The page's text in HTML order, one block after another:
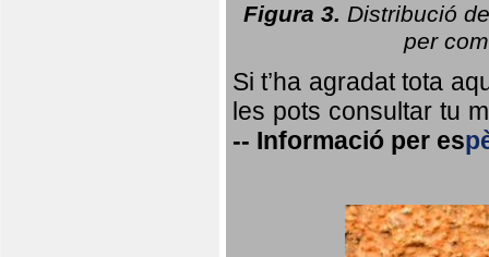
Figura 3. Distribució
per
Si t’ha agradat tota
les pots consultar tu
-- Informació per es